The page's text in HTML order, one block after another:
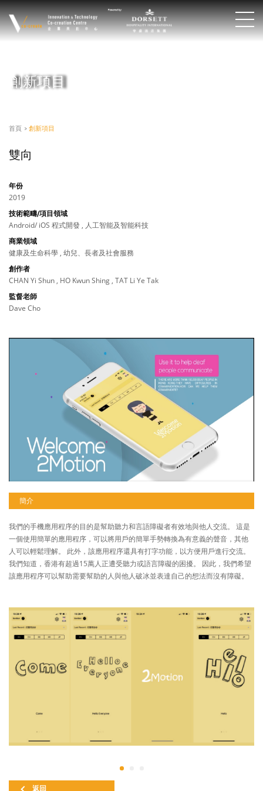
創新項目
首頁 > 創新項目
雙向
年份
2019
技術範疇/項目領域
Android/ iOS 程式開發 , 人工智能及智能科技
商業領域
健康及生命科學 , 幼兒、長者及社會服務
創作者
CHAN Yi Shun , HO Kwun Shing , TAT Li Ye Tak
監督老師
Dave Cho
簡介
我們的手機應用程序的目的是幫助聽力和言語障礙者有效地與他人交流。 這是
一個使用簡單的應用程序，可以將用戶的簡單手勢轉換為有意義的聲音，其他
人可以輕鬆理解。 此外，該應用程序還具有打字功能，以方便用戶進行交流。
我們知道，香港有超過15萬人正遭受聽力或語言障礙的困擾。 因此，我們希望
該應用程序可以幫助需要幫助的人與他人破冰並表達自己的想法而沒有障礙。
返回